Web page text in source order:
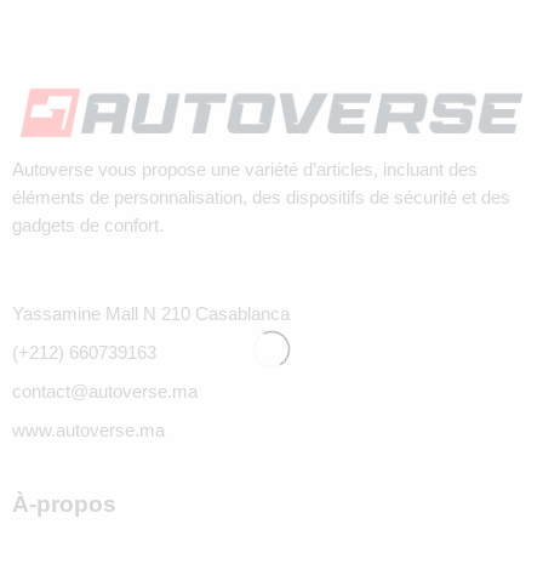
Autoverse vous propose une variété d’articles, incluant des
éléments de personnalisation, des dispositifs de sécurité et des
gadgets de confort.
Yassamine Mall N 210 Casablanca
(+212) 660739163
contact@autoverse.ma
www.autoverse.ma
À-propos